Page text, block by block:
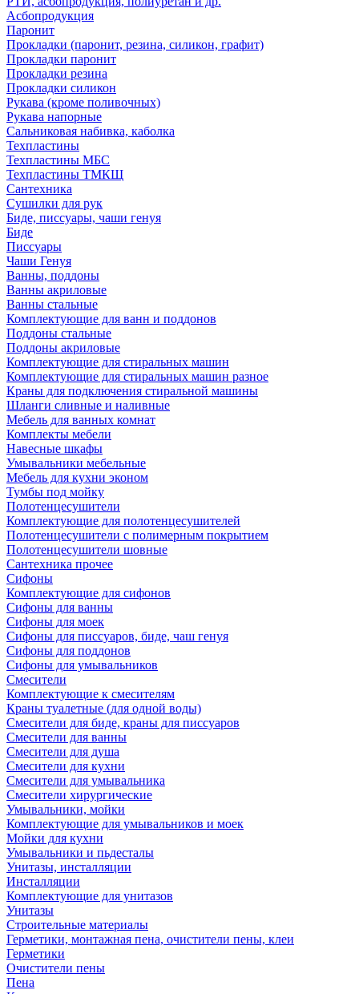
Асбопродукция
Паронит
Прокладки (паронит, резина, силикон, графит)
Прокладки паронит
Прокладки резина
Прокладки силикон
Рукава (кроме поливочных)
Рукава напорные
Сальниковая набивка, каболка
Техпластины
Техпластины МБС
Техпластины ТМКЩ
Сантехника
Сушилки для рук
Биде, писсуары, чаши генуя
Биде
Писсуары
Чаши Генуя
Ванны, поддоны
Ванны акриловые
Ванны стальные
Комплектующие для ванн и поддонов
Поддоны стальные
Поддоны акриловые
Комплектующие для стиральных машин
Комплектующие для стиральных машин разное
Краны для подключения стиральной машины
Шланги сливные и наливные
Мебель для ванных комнат
Комплекты мебели
Навесные шкафы
Умывальники мебельные
Мебель для кухни эконом
Тумбы под мойку
Полотенцесушители
Комплектующие для полотенцесушителей
Полотенцесушители с полимерным покрытием
Полотенцесушители шовные
Сантехника прочее
Сифоны
Комплектующие для сифонов
Сифоны для ванны
Сифоны для моек
Сифоны для писсуаров, биде, чаш генуя
Сифоны для поддонов
Сифоны для умывальников
Смесители
Комплектующие к смесителям
Краны туалетные (для одной воды)
Смесители для биде, краны для писсуаров
Смесители для ванны
Смесители для душа
Смесители для кухни
Смесители для умывальника
Смесители хирургические
Умывальники, мойки
Комплектующие для умывальников и моек
Мойки для кухни
Умывальники и пьдесталы
Унитазы, инсталляции
Инсталляции
Комплектующие для унитазов
Унитазы
Строительные материалы
Герметики, монтажная пена, очистители пены, клеи
Герметики
Очистители пены
Пена